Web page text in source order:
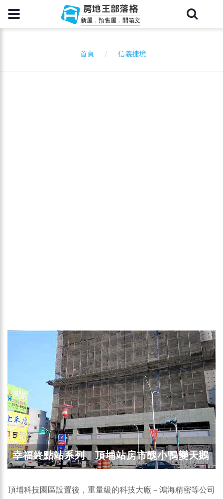
房地王部落格
新屋．預售屋．開箱文
首頁 信義捷境
幸福終點站系列 頂埔站房市醜小鴨變天鵝
頂埔科技園區設置後，重量級的科技大廠－鴻海精密等公司